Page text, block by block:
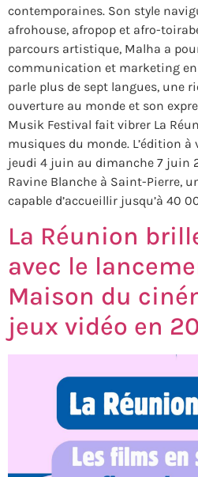
contemporaines. Son style
afrohouse, afropop et afro-
parcours artistique, Malha a
communication et marketing en
parle plus de sept langues, une
ouverture au monde et son
Musik Festival fait vibrer La
musiques du monde. L’édition à
jeudi 4 juin au dimanche 7 juin
Ravine Blanche à Saint-Pierre,
capable d’accueillir jusqu’à 40
La Réunion
avec le
Maison du
jeux vidéo en